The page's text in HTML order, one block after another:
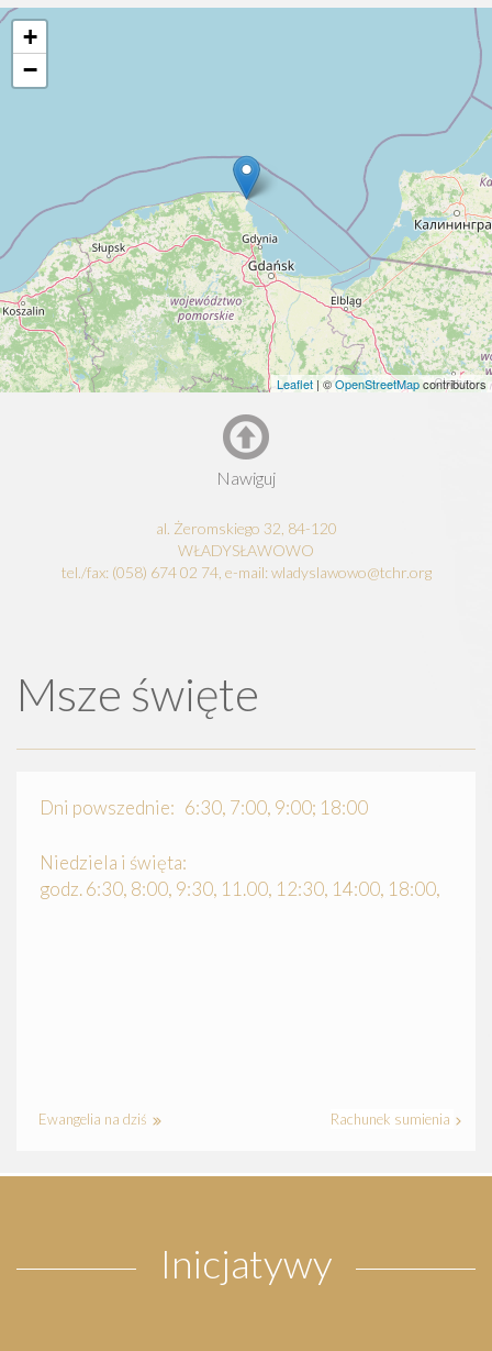
+
−
Leaflet | ©OpenStreetMapcontributors
Nawiguj
al. Żeromskiego 32, 84-120
WŁADYSŁAWOWO
tel./fax: (058) 674 02 74, e-mail: wladyslawowo@tchr.org
Msze święte
Dni powszednie: 6:30, 7:00, 9:00; 18:00
Niedziela i święta:
godz. 6:30, 8:00, 9:30, 11.00, 12:30, 14:00, 18:00,
Ewangelia na dziś Rachunek sumienia
Inicjatywy